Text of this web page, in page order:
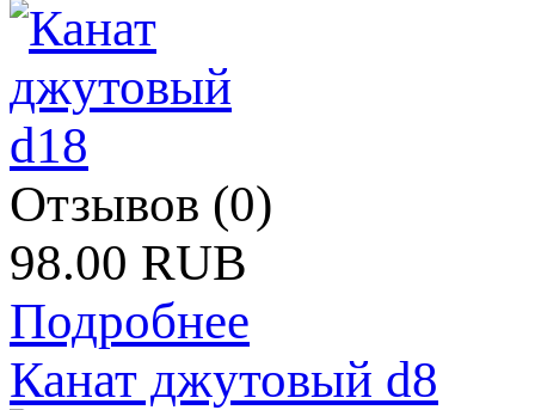
Отзывов (0)
98.00 RUB
Подробнее
Канат джутовый d8